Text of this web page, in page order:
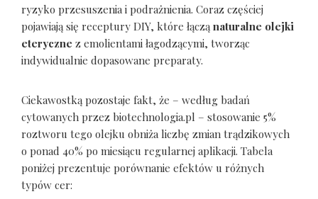
ryzyko przesuszenia i podrażnienia. Coraz częściej
pojawiają się receptury DIY, które łączą naturalne olejki
eteryczne z emolientami łagodzącymi, tworząc
indywidualnie dopasowane preparaty.
Ciekawostką pozostaje fakt, że – według badań
cytowanych przez biotechnologia.pl – stosowanie 5%
roztworu tego olejku obniża liczbę zmian trądzikowych
o ponad 40% po miesiącu regularnej aplikacji. Tabela
poniżej prezentuje porównanie efektów u różnych
typów cer: